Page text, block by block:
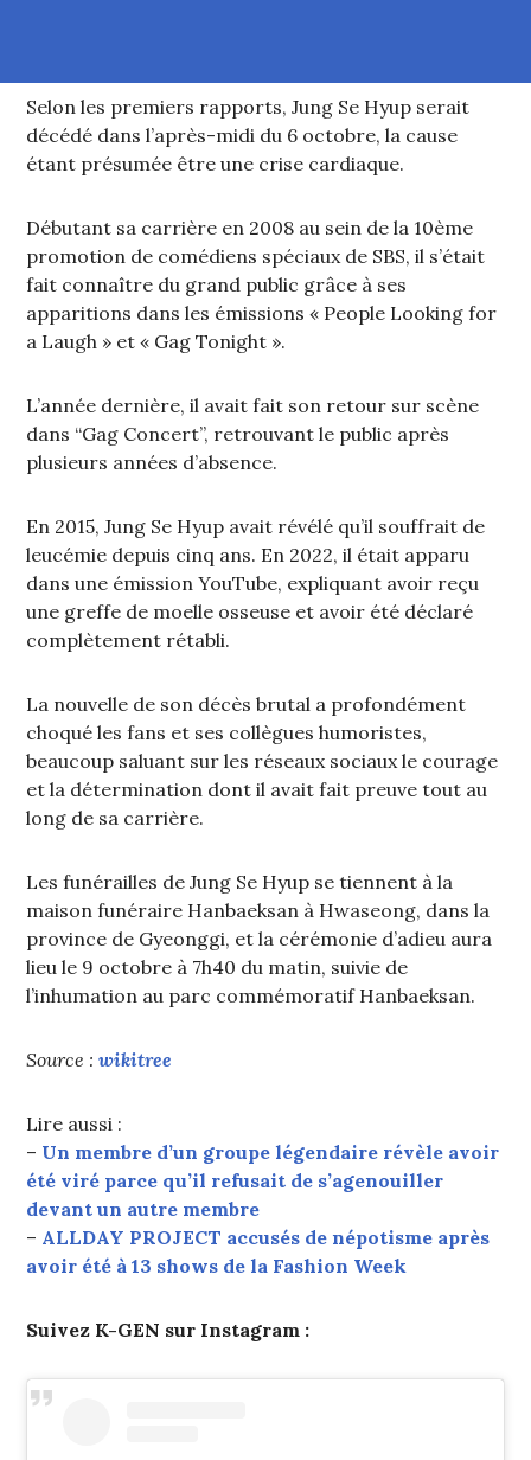
Selon les premiers rapports, Jung Se Hyup serait
décédé dans l’après-midi du 6 octobre, la cause
étant présumée être une crise cardiaque.
Débutant sa carrière en 2008 au sein de la 10ème
promotion de comédiens spéciaux de SBS, il s’était
fait connaître du grand public grâce à ses
apparitions dans les émissions « People Looking for
a Laugh » et « Gag Tonight ».
L’année dernière, il avait fait son retour sur scène
dans “Gag Concert”, retrouvant le public après
plusieurs années d’absence.
En 2015, Jung Se Hyup avait révélé qu’il souffrait de
leucémie depuis cinq ans. En 2022, il était apparu
dans une émission YouTube, expliquant avoir reçu
une greffe de moelle osseuse et avoir été déclaré
complètement rétabli.
La nouvelle de son décès brutal a profondément
choqué les fans et ses collègues humoristes,
beaucoup saluant sur les réseaux sociaux le courage
et la détermination dont il avait fait preuve tout au
long de sa carrière.
Les funérailles de Jung Se Hyup se tiennent à la
maison funéraire Hanbaeksan à Hwaseong, dans la
province de Gyeonggi, et la cérémonie d’adieu aura
lieu le 9 octobre à 7h40 du matin, suivie de
l’inhumation au parc commémoratif Hanbaeksan.
Source :wikitree
Lire aussi :
– Un membre d’un groupe légendaire révèle avoir
été viré parce qu’il refusait de s’agenouiller
devant un autre membre
– ALLDAY PROJECT accusés de népotisme après
avoir été à 13 shows de la Fashion Week
Suivez K-GEN sur Instagram :